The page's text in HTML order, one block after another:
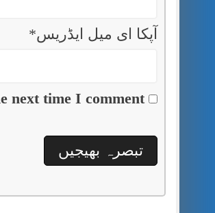
آپکا ای میل ایڈریس*
next time I comment.